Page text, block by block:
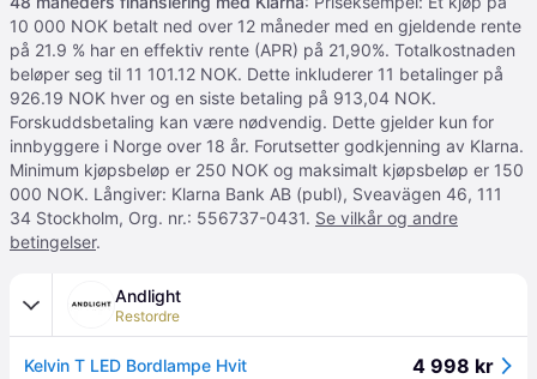
10 000 NOK betalt ned over 12 måneder med en gjeldende rente
på 21.9 % har en effektiv rente (APR) på 21,90%. Totalkostnaden
beløper seg til 11 101.12 NOK. Dette inkluderer 11 betalinger på
926.19 NOK hver og en siste betaling på 913,04 NOK.
Forskuddsbetaling kan være nødvendig. Dette gjelder kun for
innbyggere i Norge over 18 år. Forutsetter godkjenning av Klarna.
Minimum kjøpsbeløp er 250 NOK og maksimalt kjøpsbeløp er 150
000 NOK. Långiver: Klarna Bank AB (publ), Sveavägen 46, 111
34 Stockholm, Org. nr.: 556737-0431. Se vilkår og andre
betingelser.
Andlight
Restordre
Kelvin T LED Bordlampe Hvit 4 998 kr